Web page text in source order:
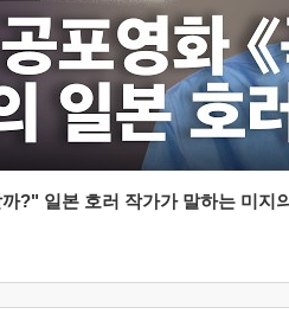
?" 일본 호러 작가가 말하는 미지